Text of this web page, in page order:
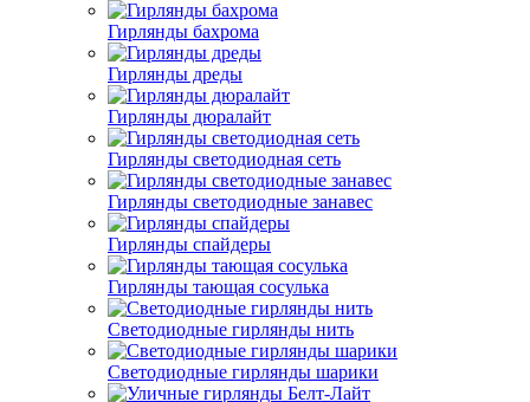
Гирлянды бахрома
Гирлянды дреды
Гирлянды дюралайт
Гирлянды светодиодная сеть
Гирлянды светодиодные занавес
Гирлянды спайдеры
Гирлянды тающая сосулька
Светодиодные гирлянды нить
Светодиодные гирлянды шарики